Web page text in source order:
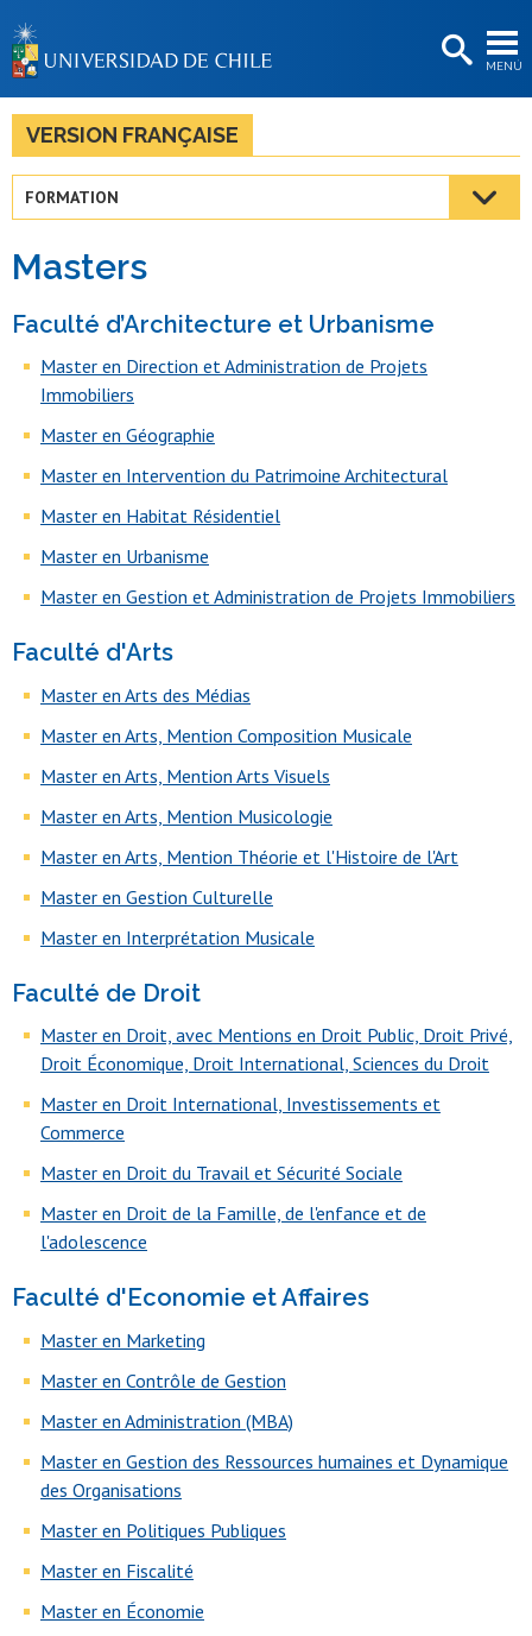
MENÚ
BIBLIOTECAS
LA UNIVERSIDAD
Estudiantes
Funcionarias/os
Egresadas/os
VERSION FRANÇAISE
FORMATION
Masters
Faculté d’Architecture et Urbanisme
Master en Direction et Administration de Projets
Immobiliers
Master en Géographie
Master en Intervention du Patrimoine Architectural
Master en Habitat Résidentiel
Master en Urbanisme
Master en Gestion et Administration de Projets Immobiliers
Faculté d'Arts
Master en Arts des Médias
Master en Arts, Mention Composition Musicale
Master en Arts, Mention Arts Visuels
Master en Arts, Mention Musicologie
Master en Arts, Mention Théorie et l'Histoire de l'Art
Master en Gestion Culturelle
Master en Interprétation Musicale
Faculté de Droit
Master en Droit, avec Mentions en Droit Public, Droit Privé,
Droit Économique, Droit International, Sciences du Droit
Master en Droit International, Investissements et
Commerce
Master en Droit du Travail et Sécurité Sociale
Master en Droit de la Famille, de l'enfance et de
l'adolescence
Faculté d'Economie et Affaires
Master en Marketing
Master en Contrôle de Gestion
Master en Administration (MBA)
Master en Gestion des Ressources humaines et Dynamique
des Organisations
Master en Politiques Publiques
Master en Fiscalité
Master en Économie